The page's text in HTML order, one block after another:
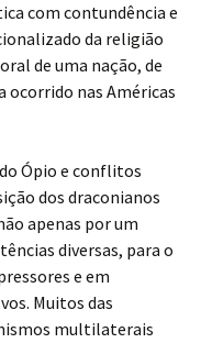
com contundência e
da religião
de uma nação, de
ocorrido nas Américas
Ópio e conflitos
dos draconianos
apenas por um
diversas, para o
e em
Muitos das
multilaterais